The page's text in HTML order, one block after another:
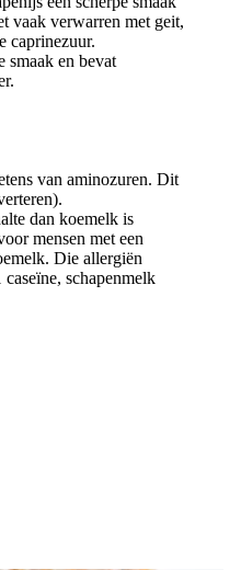
vaak verwarren met geit,
caprinezuur.
smaak en bevat
van aminozuren. Dit
dan koemelk is
mensen met een
Die allergiën
schapenmelk